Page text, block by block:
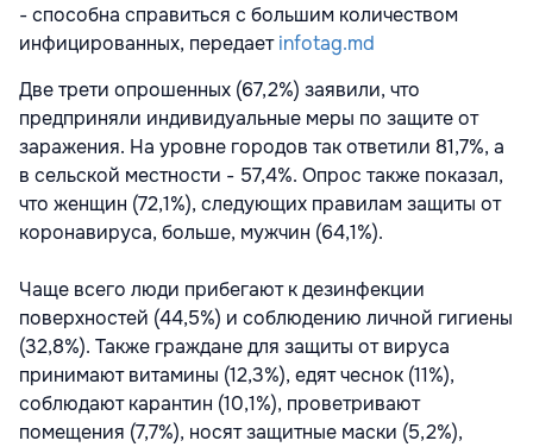
- способна справиться с большим количеством
инфицированных, передаетinfotag.md
Две трети опрошенных (67,2%) заявили, что
предприняли индивидуальные меры по защите от
заражения. На уровне городов так ответили 81,7%, а
в сельской местности - 57,4%. Опрос также показал,
что женщин (72,1%), следующих правилам защиты от
коронавируса, больше, мужчин (64,1%).
Чаще всего люди прибегают к дезинфекции
поверхностей (44,5%) и соблюдению личной гигиены
(32,8%). Также граждане для защиты от вируса
принимают витамины (12,3%), едят чеснок (11%),
соблюдают карантин (10,1%), проветривают
помещения (7,7%), носят защитные маски (5,2%),